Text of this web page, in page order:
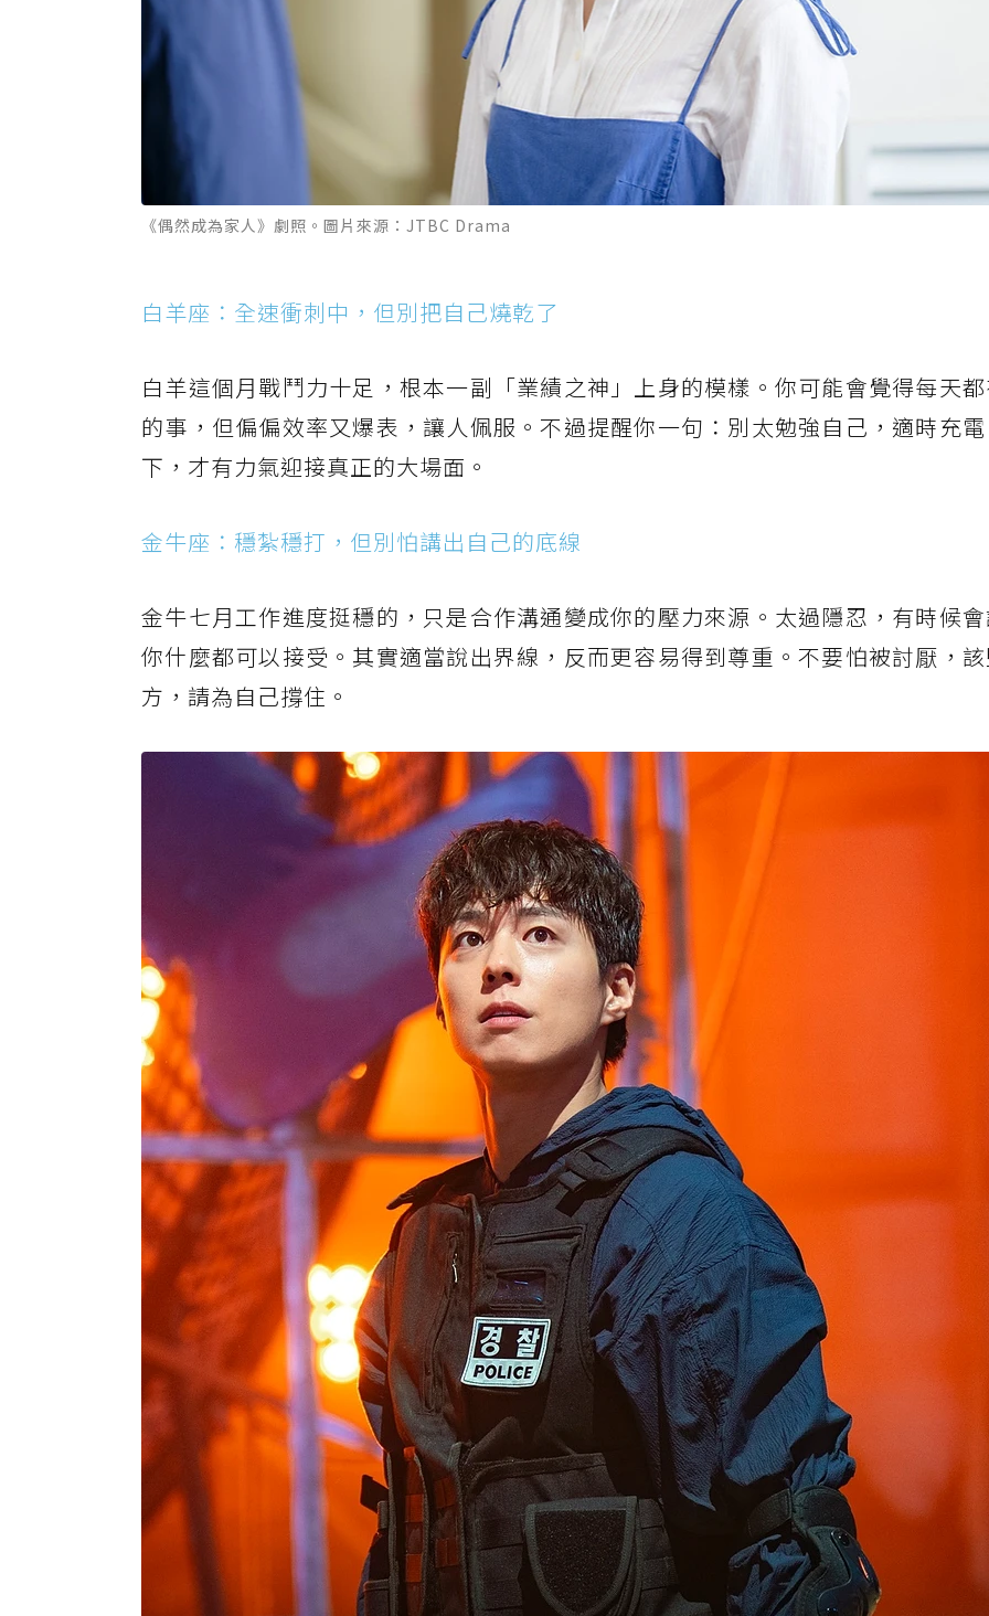
《偶然成為家人》劇照。圖片來源：JTBC Drama
白羊座：全速衝刺中，但別把自己燒乾了
白羊這個月戰鬥力十足，根本一副「業績之神」上身的模樣。你可能會覺得每天
的事，但偏偏效率又爆表，讓人佩服。不過提醒你一句：別太勉強自己，適時充
下，才有力氣迎接真正的大場面。
金牛座：穩紮穩打，但別怕講出自己的底線
金牛七月工作進度挺穩的，只是合作溝通變成你的壓力來源。太過隱忍，有時候
你什麼都可以接受。其實適當說出界線，反而更容易得到尊重。不要怕被討厭，
方，請為自己撐住。